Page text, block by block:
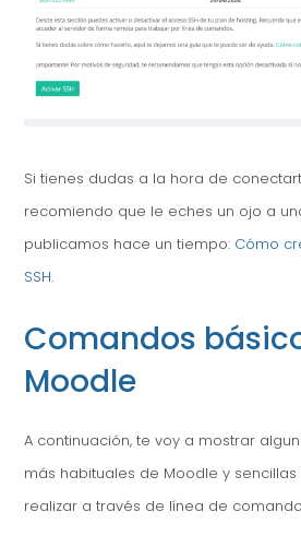
Si tienes dudas a la hora de
recomiendo que le eches un ojo a
publicamos hace un tiempo: Cómo
SSH.
Comandos
Moodle
A continuación, te voy a mostrar
más habituales de Moodle y
realizar a través de línea de